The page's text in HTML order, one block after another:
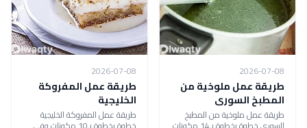
2026-07-08
طريقة عمل ملوخية من
المطبخ السورى
طريقة عمل ملوخية من المطبخ
2026-07-08
طريقة عمل المفروكة
الخليجية
طريقة عمل المفروكة الخليجية